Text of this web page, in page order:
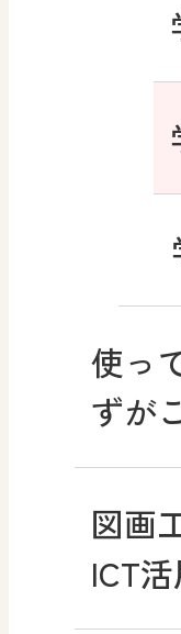
使っ
ずが
図画
ICT